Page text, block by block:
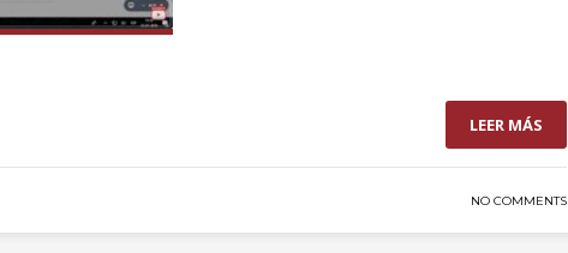
LEER MÁS
NO COMMENTS